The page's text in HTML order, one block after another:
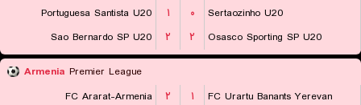
Portuguesa Santista U20
۱ ۰
Sertaozinho U20
Sao Bernardo SP U20
۲ ۲ Osasco Sporting SP U20
Armenia Premier League
FC Ararat-Armenia
۲ ۱
FC Urartu Banants Yerevan